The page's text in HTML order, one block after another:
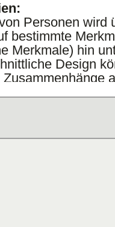
Personen wird
bestimmte
Merkmale) hin
Design
et al.
von
(PTBS) und